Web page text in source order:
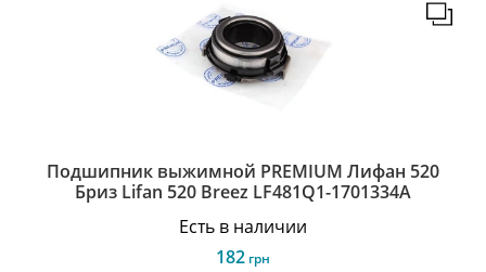
Подшипник выжимной PREMIUM Лифан 520
Бриз Lifan 520 Breez LF481Q1-1701334A
Есть в наличии
182 грн